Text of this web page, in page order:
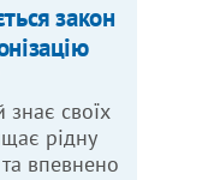
закон
своїх
рідну
впевнено